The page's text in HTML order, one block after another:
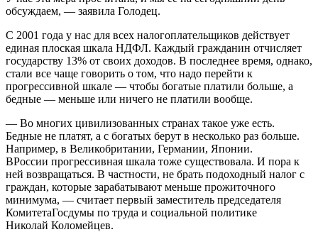
обсуждаем, — заявила Голодец.
С 2001 года у нас для всех налогоплательщиков действует
единая плоская шкала НДФЛ. Каждый гражданин отчисляет
государству 13% от своих доходов. В последнее время, однако,
стали все чаще говорить о том, что надо перейти к
прогрессивной шкале — чтобы богатые платили больше, а
бедные — меньше или ничего не платили вообще.
— Во многих цивилизованных странах такое уже есть.
Бедные не платят, а с богатых берут в несколько раз больше.
Например, в Великобритании, Германии, Японии.
ВРоссии прогрессивная шкала тоже существовала. И пора к
ней возвращаться. В частности, не брать подоходный налог с
граждан, которые зарабатывают меньше прожиточного
минимума, — считает первый заместитель председателя
КомитетаГосдумы по труда и социальной политике
Николай Коломейцев.